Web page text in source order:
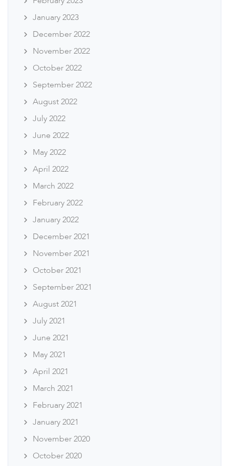
January 2023
December 2022
November 2022
October 2022
September 2022
August 2022
July 2022
June 2022
May 2022
April 2022
March 2022
February 2022
January 2022
December 2021
November 2021
October 2021
September 2021
August 2021
July 2021
June 2021
May 2021
April 2021
March 2021
February 2021
January 2021
November 2020
October 2020